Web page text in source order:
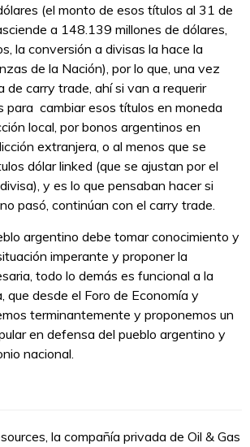
(el monto de esos títulos al 31 de
a 148.139 millones de dólares,
la conversión a divisas la hace la
de la Nación), por lo que, una vez
de carry trade, ahí si van a requerir
para cambiar esos títulos en moneda
local, por bonos argentinos en
extranjera, o al menos que se
dólar linked (que se ajustan por el
y es lo que pensaban hacer si
pasó, continúan con el carry trade.
argentino debe tomar conocimiento y
imperante y proponer la
todo lo demás es funcional a la
que desde el Foro de Economía y
terminantemente y proponemos un
en defensa del pueblo argentino y
nacional.
la compañía privada de Oil & Gas